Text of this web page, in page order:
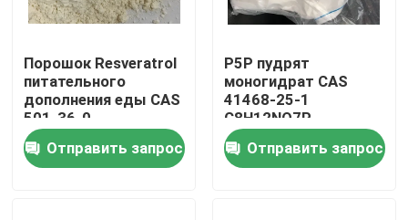
Проверка качества
Свяжитесь мы
производстве
повседневного
спроса.
Порошок Resveratrol
питательного
дополнения еды CAS
501-36-0
органический
Отправить запрос
P5P пудрят
моногидрат CAS
41468-25-1
C8H12NO7P
Pyridoxal-5-
Phosphate
Отправить запрос